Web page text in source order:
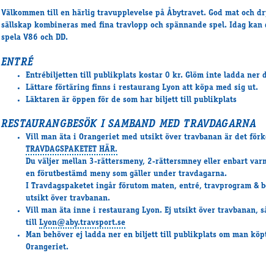
Välkommen till en härlig travupplevelse på Åbytravet. God mat och
sällskap kombineras med fina travlopp och spännande spel. Idag kan
spela V86 och DD.
ENTRÉ
Entrébiljetten till publikplats kostar 0 kr. Glöm inte ladda ner
Lättare förtäring finns i restaurang Lyon att köpa med sig ut.
Läktaren är öppen för de som har biljett till publikplats
RESTAURANGBESÖK I SAMBAND MED TRAVDAGARNA
Vill man äta i Orangeriet med utsikt över travbanan är det
TRAVDAGSPAKETET HÄR.
Du väljer mellan 3-rättersmeny, 2-rättersmney eller enbart
en förutbestämd meny som gäller under travdagarna.
I Travdagspaketet ingår förutom maten, entré, travprogram &
utsikt över travbanan.
Vill man äta inne i restaurang Lyon. Ej utsikt över travbanan,
till Lyon@aby.travsport.se
Man behöver ej ladda ner en biljett till publikplats om man
Orangeriet.